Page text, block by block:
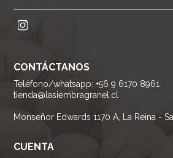
CONTÁCTANOS
Teléfono/whatsapp: +56 9 6170 8961
tienda@lasiembragranel.cl
Monseñor Edwards 1170 A, La Reina -
CUENTA